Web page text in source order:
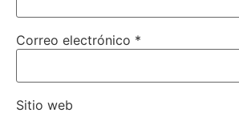
Correo electrónico *
Sitio web